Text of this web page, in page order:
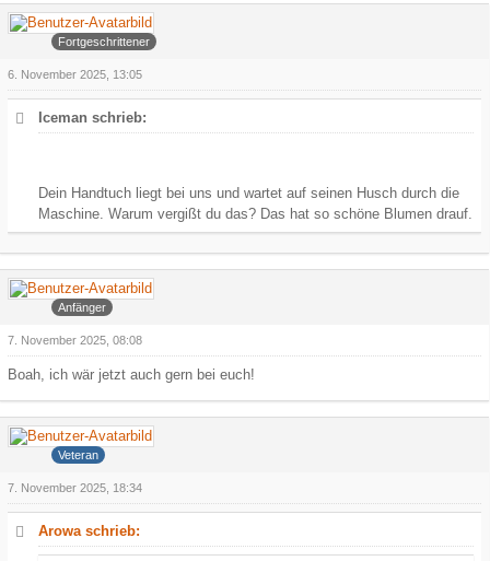
Arowa
Fortgeschrittener
6. November 2025, 13:05
Iceman schrieb:
Dein Handtuch liegt bei uns und wartet auf seinen Husch durch die
Maschine. Warum vergißt du das? Das hat so schöne Blumen drauf.
kate25
Anfänger
7. November 2025, 08:08
Boah, ich wär jetzt auch gern bei euch!
Iceman
Veteran
7. November 2025, 18:34
Arowa schrieb: